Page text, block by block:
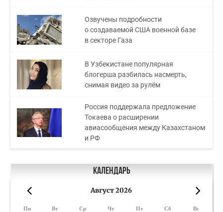
Озвучены подробности
о создаваемой США военной базе
в секторе Газа
В Узбекистане популярная
блогерша разбилась насмерть,
снимая видео за рулём
Россия поддержала предложение
Токаева о расширении
авиасообщения между Казахстаном
и РФ
Календарь
Август 2026
Пн Вт Ср Чт Пт Сб Вс